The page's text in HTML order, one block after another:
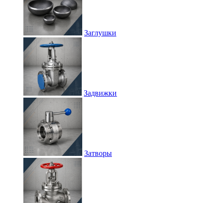
Заглушки
Задвижки
Затворы